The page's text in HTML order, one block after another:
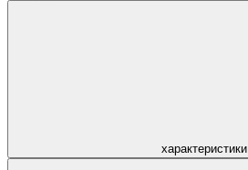
характеристики